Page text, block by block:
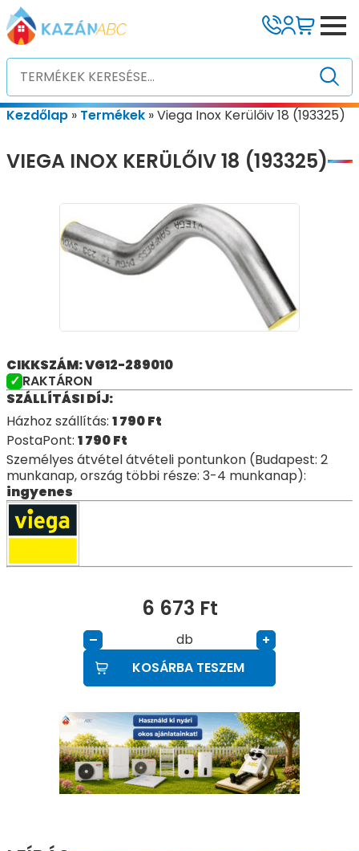
Kezdőlap » Termékek »Viega Inox Kerülőiv 18 (193325)
VIEGA INOX KERÜLŐIV 18 (193325)
CIKKSZÁM: VG12-289010
RAKTÁRON
SZÁLLÍTÁSI DÍJ:
Házhoz szállítás: 1 790Ft
PostaPont: 1 790Ft
Személyes átvétel átvételi pontunkon (Budapest: 2
munkanap, ország többi része: 3-4 munkanap):
ingyenes
6 673 Ft
– db
+
KOSÁRBA TESZEM